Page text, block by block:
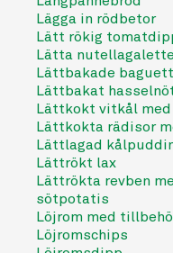
Lägga in rödbetor
Lätt rökig
Lätta
Lättbakade
Lättbakat
Lättkokt vitkål
Lättkokta rädisor
Lättlagad
Lättrökt lax
Lättrökta revben
sötpotatis
Löjrom med
Löjromschips